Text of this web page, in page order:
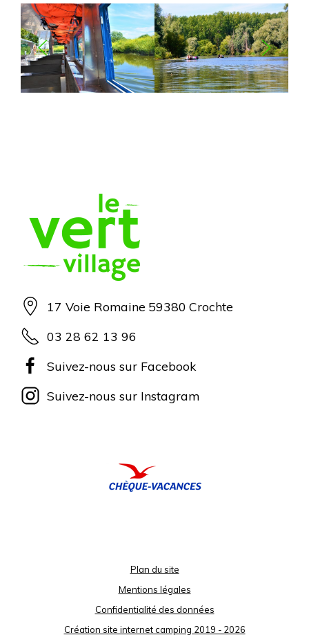
17 Voie Romaine 59380 Crochte
03 28 62 13 96
Suivez-nous sur Facebook
Suivez-nous sur Instagram
Plan du site
Mentions légales
Confidentialité des données
Création site internet camping 2019 - 2026